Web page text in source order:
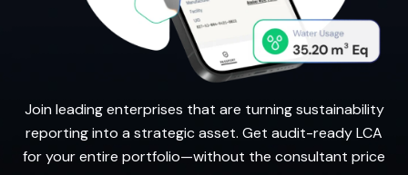
Join leading enterprises that are turning sustainability
reporting into a strategic asset. Get audit-ready LCA
for your entire portfolio—without the consultant price